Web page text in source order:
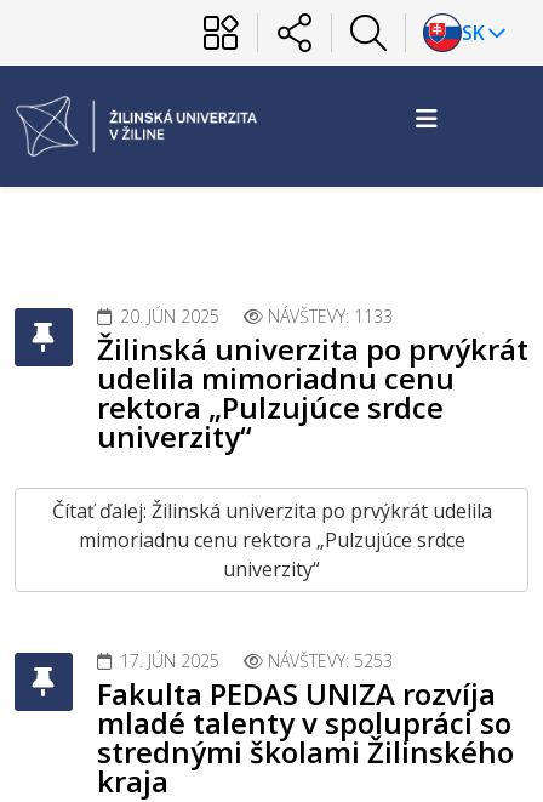
SK
20. JÚN 2025 NÁVŠTEVY: 1133
Žilinská univerzita po prvýkrát
udelila mimoriadnu cenu
rektora „Pulzujúce srdce
univerzity“
Čítať ďalej: Žilinská univerzita po prvýkrát udelila
mimoriadnu cenu rektora „Pulzujúce srdce
univerzity“
17. JÚN 2025 NÁVŠTEVY: 5253
Fakulta PEDAS UNIZA rozvíja
mladé talenty v spolupráci so
strednými školami Žilinského
kraja